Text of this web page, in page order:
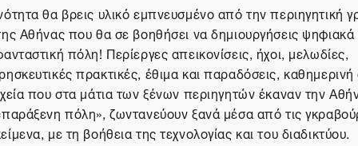
θα βρεις υλικό εμπνευσμένο από την περιηγητική
Αθήνας που θα σε βοηθήσει να δημιουργήσεις ψηφιακά
πόλη! Περίεργες απεικονίσεις, ήχοι, μελωδίες,
πρακτικές, έθιμα και παραδόσεις,
που στα μάτια των ξένων περιηγητών έκαναν την
πόλη», ζωντανεύουν ξανά μέσα από τις
με τη βοήθεια της τεχνολογίας και του διαδικτύου.